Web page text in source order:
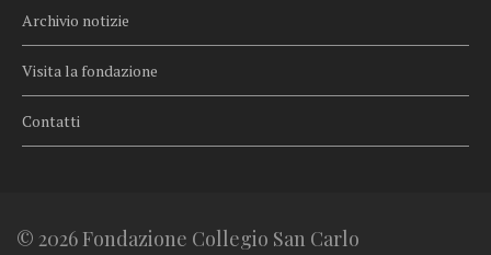
Archivio notizie
Visita la fondazione
Contatti
© 2026 Fondazione Collegio San Carlo